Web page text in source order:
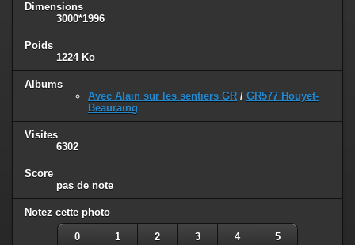
Dimensions
3000*1996
Poids
1224 Ko
Albums
Avec Alain sur les sentiers GR / GR577 Houyet-
Beauraing
Visites
6302
Score
pas de note
Notez cette photo
0 1 2 3 4 5